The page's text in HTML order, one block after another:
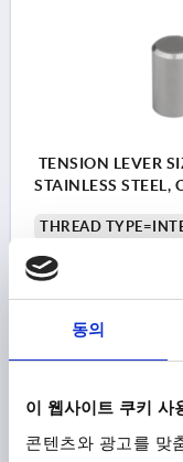
동의
이 웹사이트 쿠키 사
콘텐츠와 광고를 맞
TENSION LEVER
STAINLESS STEEL,
THREAD
THREAD DEPTH=20
D2=32
plus shipping costs